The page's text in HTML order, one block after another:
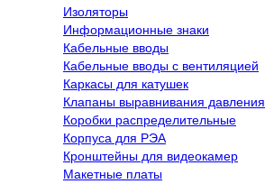
Изоляторы
Информационные знаки
Кабельные вводы
Кабельные вводы с вентиляцией
Каркасы для катушек
Клапаны выравнивания давления
Коробки распределительные
Корпуса для РЭА
Кронштейны для видеокамер
Макетные платы